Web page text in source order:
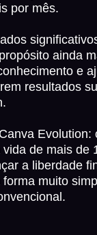
por mês.
ainda
e
resultados
Evolution:
de mais de
a liberdade
muito